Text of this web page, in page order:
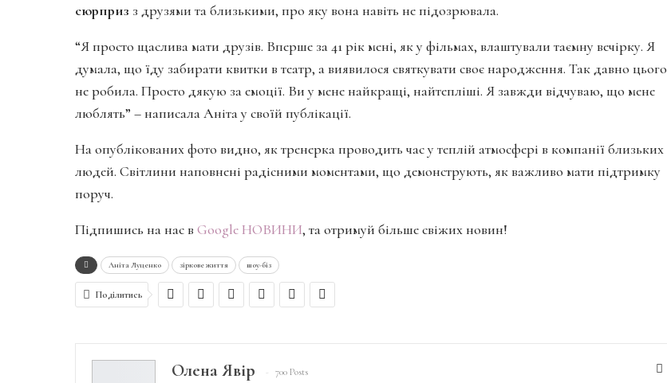
сюрприз з друзями та близькими, про яку вона навіть не підозрювала.
“Я просто щаслива мати друзів. Вперше за 41 рік мені, як у фільмах, влаштували таємну вечірку. Я
думала, що їду забирати квитки в театр, а виявилося святкувати своє народження. Так давно цього
не робила. Просто дякую за емоції. Ви у мене найкращі, найтепліші. Я завжди відчуваю, що мене
люблять” – написала Аніта у своїй публікації.
На опублікованих фото видно, як тренерка проводить час у теплій атмосфері в компанії близьких
людей. Світлини наповнені радісними моментами, що демонструють, як важливо мати підтримку
поруч.
Підпишись на нас в Google НОВИНИ, та отримуй більше свіжих новин!
Аніта Луценко зіркове життя шоу-біз
Поділитись
Олена Явір 700 Posts